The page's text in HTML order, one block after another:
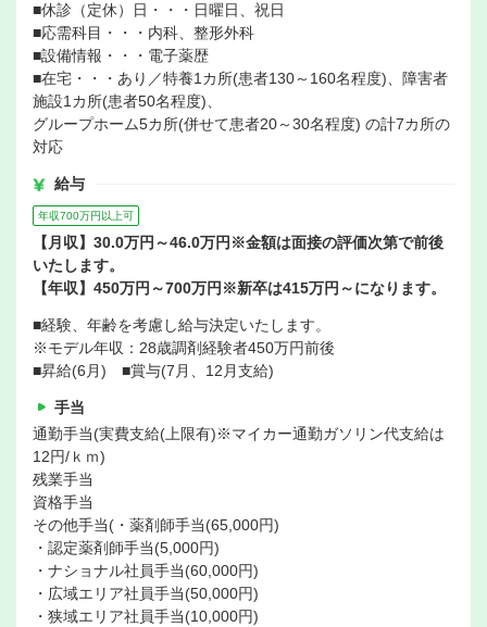
■休診（定休）日・・・日曜日、祝日
■応需科目・・・内科、整形外科
■設備情報・・・電子薬歴
■在宅・・・あり／特養1カ所(患者130～160名程度)、障害者
施設1カ所(患者50名程度)、
グループホーム5カ所(併せて患者20～30名程度) の計7カ所の
対応
給与
年収700万円以上可
【月収】30.0万円～46.0万円※金額は面接の評価次第で前後
いたします。
【年収】450万円～700万円※新卒は415万円～になります。
■経験、年齢を考慮し給与決定いたします。
※モデル年収：28歳調剤経験者450万円前後
■昇給(6月) ■賞与(7月、12月支給)
手当
通勤手当(実費支給(上限有)※マイカー通勤ガソリン代支給は
12円/ｋｍ)
残業手当
資格手当
その他手当(・薬剤師手当(65,000円)
・認定薬剤師手当(5,000円)
・ナショナル社員手当(60,000円)
・広域エリア社員手当(50,000円)
・狭域エリア社員手当(10,000円)